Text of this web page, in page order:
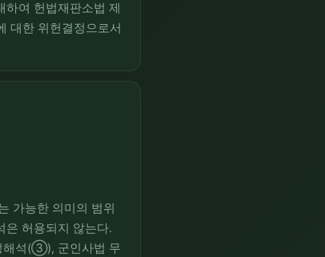
여 헌법재판소법 제
대한 위헌결정으로서
된 원판결 자체가
가능한 의미의 범위
은 허용되지 않는다.
해석(③), 군인사법 무